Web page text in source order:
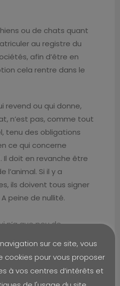
ou de chats quant
au registre du
afin d’être en
cela rentre dans le
revend ou qui donne,
n’est pas, comme tout
tenu des obligations
ce qui concerne
Il doit en revanche être
l’animal. Si il y a
ils doivent tous signer
peine de nullité.
n’a que peu de
tutelle ou sous
Sauf si il s’agit d’un chien
lors l’acheteur doit
sur ce site, vous
cookies pour vous proposer
à vos centres d’intérêts et